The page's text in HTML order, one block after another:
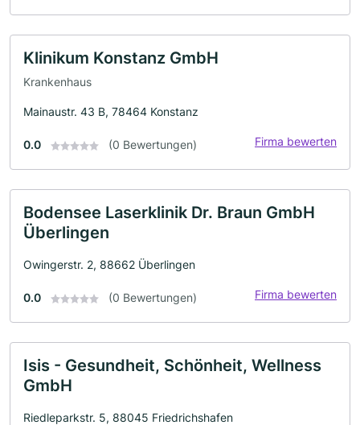
Klinikum Konstanz GmbH
Krankenhaus
Mainaustr. 43 B, 78464 Konstanz
0.0 (0 Bewertungen) Firma bewerten
Bodensee Laserklinik Dr. Braun GmbH
Überlingen
Owingerstr. 2, 88662 Überlingen
0.0 (0 Bewertungen) Firma bewerten
Isis - Gesundheit, Schönheit, Wellness
GmbH
Riedleparkstr. 5, 88045 Friedrichshafen